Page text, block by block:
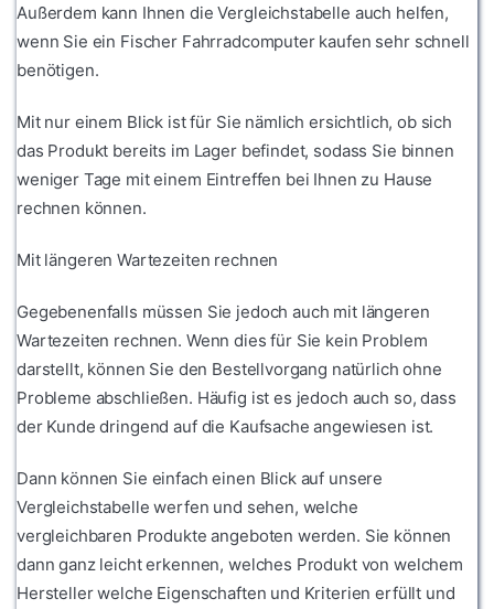
Außerdem kann Ihnen die Vergleichstabelle auch helfen,
wenn Sie ein Fischer Fahrradcomputer kaufen sehr schnell
benötigen.
Mit nur einem Blick ist für Sie nämlich ersichtlich, ob sich
das Produkt bereits im Lager befindet, sodass Sie binnen
weniger Tage mit einem Eintreffen bei Ihnen zu Hause
rechnen können.
Mit längeren Wartezeiten rechnen
Gegebenenfalls müssen Sie jedoch auch mit längeren
Wartezeiten rechnen. Wenn dies für Sie kein Problem
darstellt, können Sie den Bestellvorgang natürlich ohne
Probleme abschließen. Häufig ist es jedoch auch so, dass
der Kunde dringend auf die Kaufsache angewiesen ist.
Dann können Sie einfach einen Blick auf unsere
Vergleichstabelle werfen und sehen, welche
vergleichbaren Produkte angeboten werden. Sie können
dann ganz leicht erkennen, welches Produkt von welchem
Hersteller welche Eigenschaften und Kriterien erfüllt und